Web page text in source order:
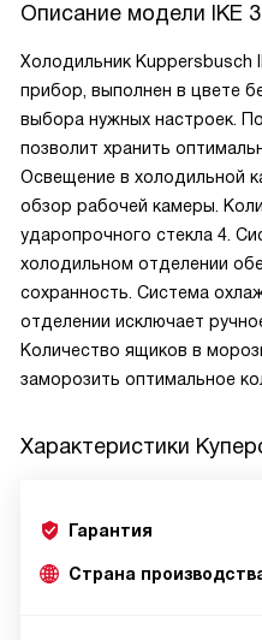
Описание модели IKE
Холодильник Kuppersbusch
прибор, выполнен в цвете
выбора нужных настроек.
позволит хранить
Освещение в холодильной
обзор рабочей камеры.
ударопрочного стекла 4.
холодильном отделении
сохранность. Система
отделении исключает
Количество ящиков в
заморозить оптимальное
Характеристики
Гарантия
Страна